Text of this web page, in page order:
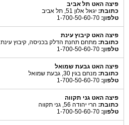
פיצה האט תל אביב
כתובת: יגאל אלון 51, תל אביב
טלפון:
פיצה האט קיבוץ עינת
כתובת: מתחם תחנת הדלק בכניסה, קיבוץ עינת
טלפון:
פיצה האט גבעת שמואל
כתובת: מנחם בגין 30, גבעת שמואל
טלפון:
פיצה האט גני תקווה
כתובת: הרי יהודה 56, גני תקווה
טלפון: